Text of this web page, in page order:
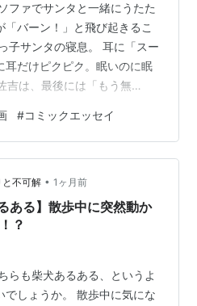
ファでサンタと一緒にうたた
バーン！」と飛び起きるこ
子サンタの寝息。 耳に「スー
耳だけピクピク。眠いのに眠
吉は、最後には「もう無
……柴距離はどうした！
に敏感 犬は人よりもはるかに
。 聞き取れる音の高さは個体
が、人には聞こえない高い
れるため、私たちが気になら
も反応します。 さ…
#コミックエッセイ
と不可解 • 1ヶ月前
ある】散歩中に突然動か
？
らも柴犬あるある、というよ
でしょうか。 散歩中に気にな